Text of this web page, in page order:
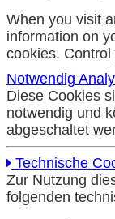
When you visit
information on
cookies.
Notwendig
Diese Cookies
notwendig und
abgeschaltet
Technische
Zur Nutzung
folgenden